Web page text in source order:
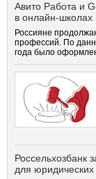
Авито Работа и
в онлайн-школах
Россияне
профессий. По
года было
Россельхозбанк
для